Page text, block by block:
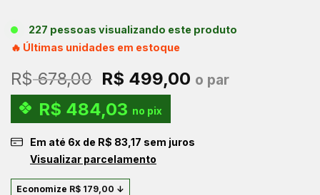
227 pessoas visualizando este produto
🔥 Últimas unidades em estoque
R$678,00 O
preço
original
era:
R$ 678,00.
R$ 499,00 O
R$ 499,00.
o par
R$ 484,03 no pix
Em até 6x de R$ 83,17 sem juros
Visualizar parcelamento
Economize R$ 179,00 ↓